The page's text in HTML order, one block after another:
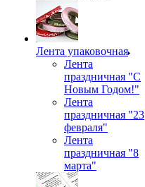
Лента упаковочная
Лента
праздничная "С
Новым Годом!"
Лента
праздничная "23
февраля"
Лента
праздничная "8
марта"